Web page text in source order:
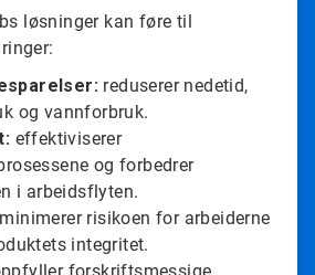
løsninger kan føre til
reduserer nedetid,
og vannforbruk.
effektiviserer
og forbedrer
i arbeidsflyten.
minimerer risikoen for arbeiderne
integritet.